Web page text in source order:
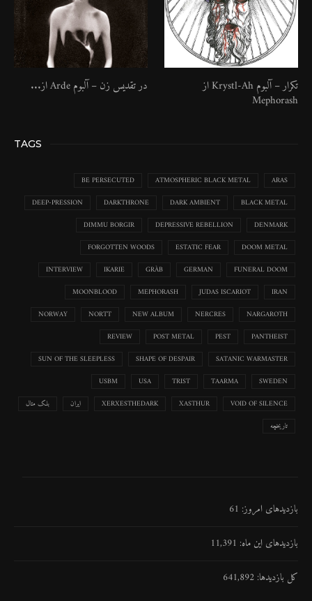
تکرار – آلبوم Krystl​-​Ah از
Mephorash
در تقدیس زن – آلبوم Arde از...
TAGS
ARAS
ATMOSPHERIC BLACK METAL
BE PERSECUTED
BLACK METAL
DARK AMBIENT
DARKTHRONE
DEEP-PRESSION
DENMARK
DEPRESSIVE REBELLION
DIMMU BORGIR
DOOM METAL
ESTATIC FEAR
FORGOTTEN WOODS
FUNERAL DOOM
GERMAN
GRÀB
IKARIE
INTERVIEW
IRAN
JUDAS ISCARIOT
MEPHORASH
MOONBLOOD
NARGAROTH
NERCRES
NEW ALBUM
NORTT
NORWAY
PANTHEIST
PEST
POST METAL
REVIEW
SATANIC WARMASTER
SHAPE OF DESPAIR
SUN OF THE SLEEPLESS
SWEDEN
TAARMA
TRIST
USA
USBM
VOID OF SILENCE
XASTHUR
XERXESTHEDARK ایران
بلک متال
تاریخچه
بازدیدهای امروز: 61
بازدیدهای این ماه: 11,391
کل بازدیدها: 641,892